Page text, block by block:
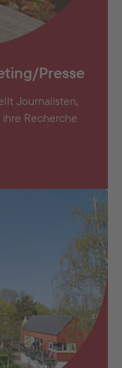
Presse
Journalisten,
Recherche